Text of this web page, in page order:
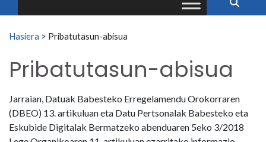
Search for:
Hasiera > Pribatutasun-abisua
Pribatutasun-abisua
Jarraian, Datuak Babesteko Erregelamendu Orokorraren
(DBEO) 13. artikuluan eta Datu Pertsonalak Babesteko eta
Eskubide Digitalak Bermatzeko abenduaren 5eko 3/2018